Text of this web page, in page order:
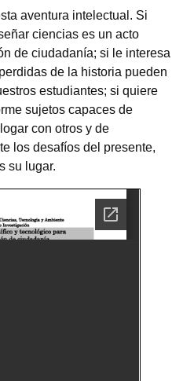
aventura intelectual. Si
ciencias es un acto
de ciudadanía; si le interesa
de la historia pueden
estudiantes; si quiere
sujetos capaces de
con otros y de
los desafíos del presente,
su lugar.